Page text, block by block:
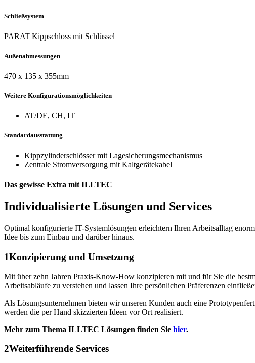
Schließsystem
PARAT Kippschloss mit Schlüssel
Außenabmessungen
470 x 135 x 355mm
Weitere Konfigurationsmöglichkeiten
AT/DE, CH, IT
Standardausstattung
Kippzylinderschlösser mit Lagesicherungsmechanismus
Zentrale Stromversorgung mit Kaltgerätekabel
Das gewisse Extra mit ILLTEC
Individualisierte Lösungen und Services
Optimal konfigurierte IT-Systemlösungen erleichtern Ihren Arbeitsalltag
Idee bis zum Einbau und darüber hinaus.
1Konzipierung und Umsetzung
Mit über zehn Jahren Praxis-Know-How konzipieren mit und für Sie die
Arbeitsabläufe zu verstehen und lassen Ihre persönlichen Präferenzen
Als Lösungsunternehmen bieten wir unseren Kunden auch eine
werden die per Hand skizzierten Ideen vor Ort realisiert.
Mehr zum Thema ILLTEC Lösungen finden Sie hier.
2Weiterführende Services